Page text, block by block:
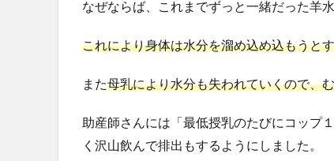
なぜならば、これまでずっと一緒だった羊
これにより身体は水分を溜め込め込もうと
また母乳により水分も失われていくので、
助産師さんには「最低授乳のたびにコップ
く沢山飲んで排出もするようにしました。